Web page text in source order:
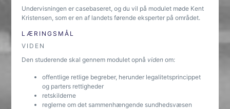
Undervisningen er casebaseret, og du vil på modulet møde Kent
Kristensen, som er en af landets førende eksperter på området.
LÆRINGSMÅL
VIDEN
Den studerende skal gennem modulet opnå viden om:
offentlige retlige begreber, herunder legalitetsprincippet
og parters rettigheder
retskilderne
reglerne om det sammenhængende sundhedsvæsen